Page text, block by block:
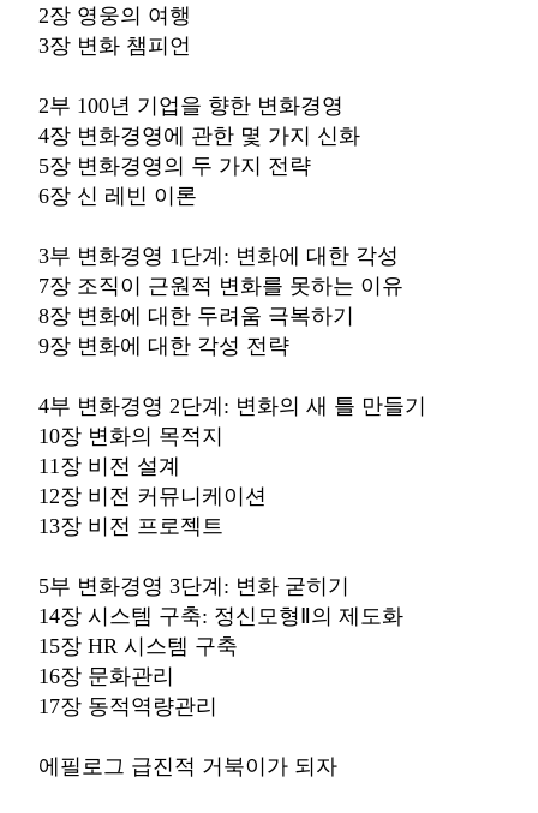
2장 영웅의 여행
3장 변화 챔피언
2부 100년 기업을 향한 변화경영
4장 변화경영에 관한 몇 가지 신화
5장 변화경영의 두 가지 전략
6장 신 레빈 이론
3부 변화경영 1단계: 변화에 대한 각성
7장 조직이 근원적 변화를 못하는 이유
8장 변화에 대한 두려움 극복하기
9장 변화에 대한 각성 전략
4부 변화경영 2단계: 변화의 새 틀 만들기
10장 변화의 목적지
11장 비전 설계
12장 비전 커뮤니케이션
13장 비전 프로젝트
5부 변화경영 3단계: 변화 굳히기
14장 시스템 구축: 정신모형Ⅱ의 제도화
15장 HR 시스템 구축
16장 문화관리
17장 동적역량관리
에필로그 급진적 거북이가 되자